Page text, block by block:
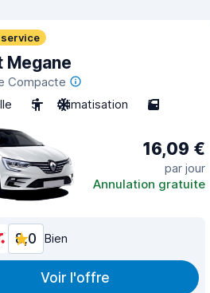
Megane
Compacte
5 Climatisation 5
16,09 €
par jour
Annulation gratuite
8,0 Bien
Voir l'offre